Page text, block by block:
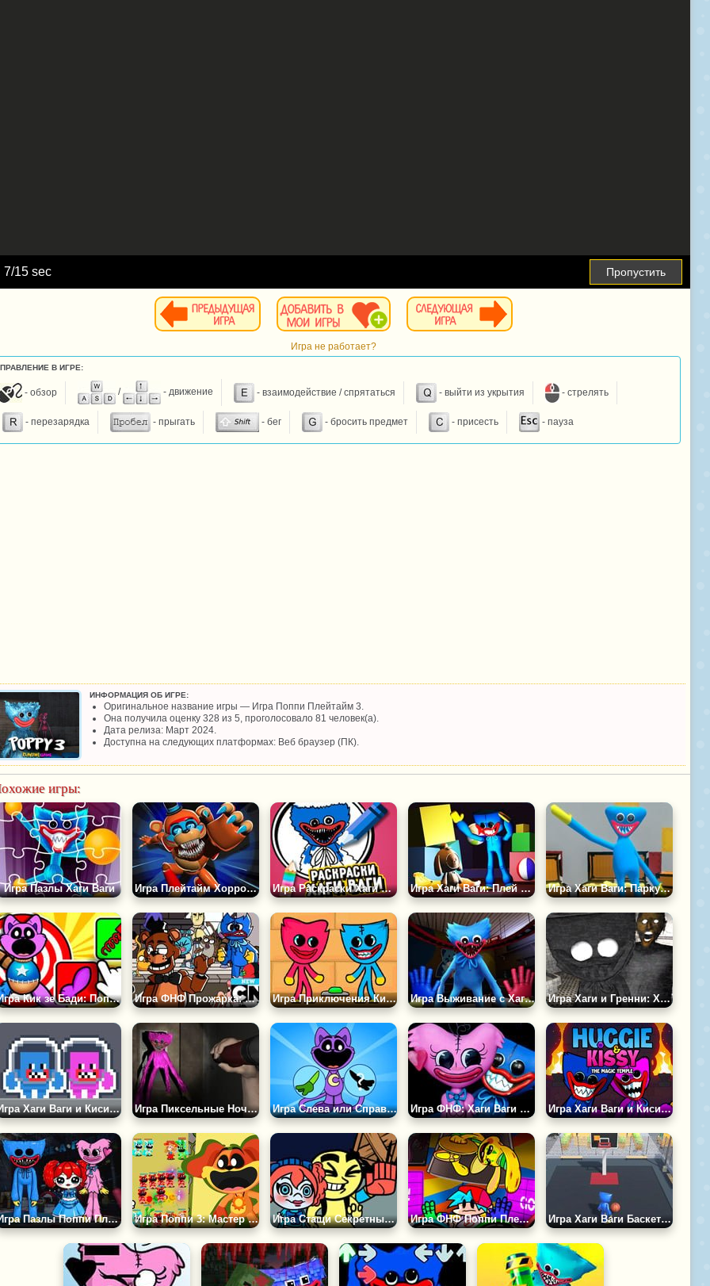
8/15 sec Пропустить
Игра не работает?
В ИГРЕ:
- обзор / - движение - взаимодействие / спрятаться - выйти из укрытия - стрелять
- перезарядка - прыгать - бег - бросить предмет - присесть - пауза
ИНФОРМАЦИЯ ОБ ИГРЕ:
Оригинальное название игры — Игра Поппи Плейтайм 3.
Она получила оценку 328 из 5, проголосовало 81 человек(а).
Дата релиза: Март 2024.
Доступна на следующих платформах: Веб браузер (ПК).
игры:
Игра Пазлы Хаги Ваги Игра Плейтайм Хоррор: Площадка Монстров Игра Раскраски Хаги Ваги Игра Хаги Ваги: Плей Тайм Игра Хаги Ваги: Паркур на Выживание
Игра Кик зе Бади: Поппи Плейтам Игра ФНФ Прожарка: Фредди и Бенди против Хаги Ваги Игра Приключения Киси Миси и Хаги Ваги Игра Выживание с Хаги Ваги Игра Хаги и Гренни: Хоррор Страшилка
Игра Хаги Ваги и Киси Миси: Побег из Космической Станции Игра Пиксельные Ночи с Хаги Ваги Игра Слева или Справа! Создай Игрушку Кэтнэпа Игра ФНФ: Хаги Ваги и Киси Миси Поют Плейтайм Игра Хаги Ваги и Киси Миси в Волшебном Храме
Игра Пазлы Поппи Плейтайм Игра Поппи 3: Мастер Слияния Игра Стащи Секретные Материалы у Хаги Игра ФНФ Поппи Плейтайм: Кролик Бонзо Игра Хаги Ваги Баскетбол